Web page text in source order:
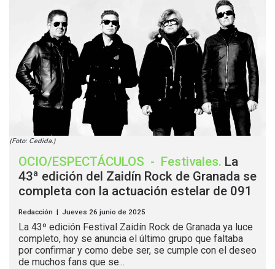
(Foto: Cedida.)
OCIO/ESPECTÁCULOS - Festivales. La
43ª edición del Zaidín Rock de Granada se
completa con la actuación estelar de 091
Redacción | Jueves 26 junio de 2025
La 43º edición Festival Zaidín Rock de Granada ya luce
completo, hoy se anuncia el último grupo que faltaba
por confirmar y como debe ser, se cumple con el deseo
de muchos fans que se...